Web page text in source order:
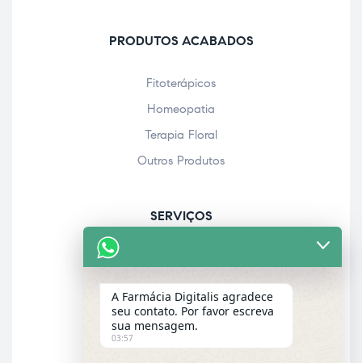
PRODUTOS ACABADOS
Fitoterápicos
Homeopatia
Terapia Floral
Outros Produtos
SERVIÇOS
Acolhimento farmacêutico
Assistência personalizada
Check-up
Entrega a domicílio
A Farmácia Digitalis agradece
seu contato. Por favor escreva
sua mensagem.
03:57